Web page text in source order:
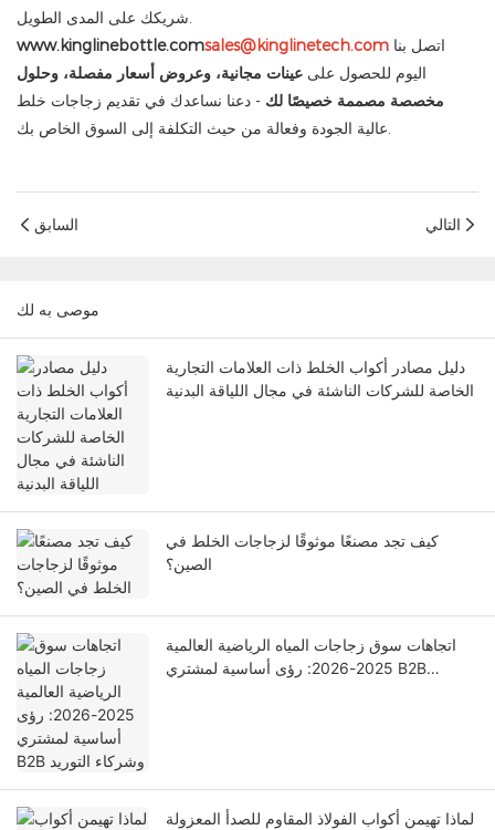
شريكك على المدى الطويل.
www.kinglinebottle.comsales@kinglinetech.com
اليوم للحصول على عينات مجانية، وعروض أسعار مفصلة، ​​وحلول
مخصصة مصممة خصيصًا لك - دعنا نساعدك في تقديم زجاجات خلط
عالية الجودة وفعالة من حيث التكلفة إلى السوق الخاص بك.
السابق التالي
موصى به لك
دليل مصادر أكواب الخلط ذات العلامات التجارية
الخاصة للشركات الناشئة في مجال اللياقة البدنية
كيف تجد مصنعًا موثوقًا لزجاجات الخلط في
الصين؟
اتجاهات سوق زجاجات المياه الرياضية العالمية
2025-2026: رؤى أساسية لمشتري B2B
لماذا تهيمن أكواب الفولاذ المقاوم للصدأ المعزولة